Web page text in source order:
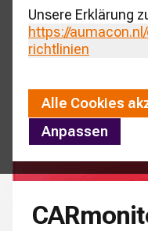
Unsere Erklärung
https://aumacon.nl
richtlinien
Alle Cookies
Anpassen